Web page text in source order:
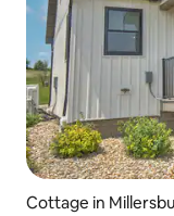
Cottage in